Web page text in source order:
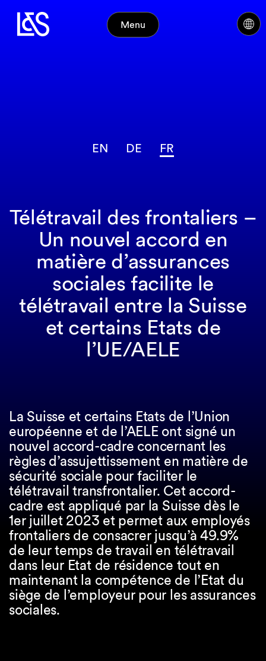
Menu
EN DE FR
Télétravail des frontaliers –
Un nouvel accord en
matière d’assurances
sociales facilite le
télétravail entre la Suisse
et certains Etats de
l’UE/AELE
La Suisse et certains Etats de l’Union
européenne et de l’AELE ont signé un
nouvel accord-cadre concernant les
règles d’assujettissement en matière de
sécurité sociale pour faciliter le
télétravail transfrontalier. Cet accord-
cadre est appliqué par la Suisse dès le
1er juillet 2023 et permet aux employés
frontaliers de consacrer jusqu’à 49.9%
de leur temps de travail en télétravail
dans leur Etat de résidence tout en
maintenant la compétence de l’Etat du
siège de l’employeur pour les assurances
sociales.